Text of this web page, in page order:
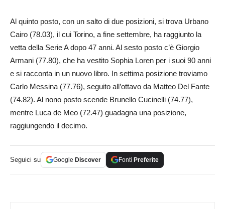
Al quinto posto, con un salto di due posizioni, si trova Urbano
Cairo (78.03), il cui Torino, a fine settembre, ha raggiunto la
vetta della Serie A dopo 47 anni. Al sesto posto c’è Giorgio
Armani (77.80), che ha vestito Sophia Loren per i suoi 90 anni
e si racconta in un nuovo libro. In settima posizione troviamo
Carlo Messina (77.76), seguito all’ottavo da Matteo Del Fante
(74.82). Al nono posto scende Brunello Cucinelli (74.77),
mentre Luca de Meo (72.47) guadagna una posizione,
raggiungendo il decimo.
Seguici su Google Discover Fonti Preferite